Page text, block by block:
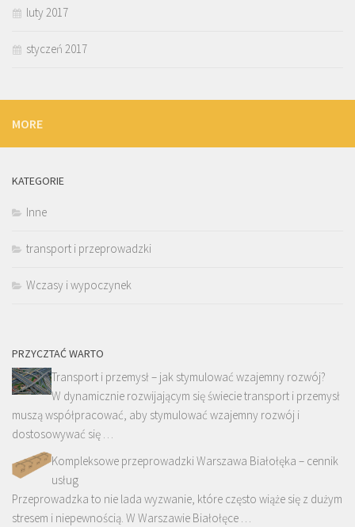
luty 2017
styczeń 2017
MORE
KATEGORIE
Inne
transport i przeprowadzki
Wczasy i wypoczynek
PRZYCZTAĆ WARTO
Transport i przemysł – jak stymulować wzajemny rozwój?
W dynamicznie rozwijającym się świecie transport i przemysł
muszą współpracować, aby stymulować wzajemny rozwój i
dostosowywać się …
Kompleksowe przeprowadzki Warszawa Białołęka – cennik
usług
Przeprowadzka to nie lada wyzwanie, które często wiąże się z dużym
stresem i niepewnością. W Warszawie Białołęce …